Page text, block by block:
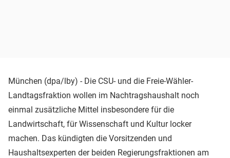
München (dpa/lby) - Die CSU- und die Freie-Wähler-
Landtagsfraktion wollen im Nachtragshaushalt noch
einmal zusätzliche Mittel insbesondere für die
Landwirtschaft, für Wissenschaft und Kultur locker
machen. Das kündigten die Vorsitzenden und
Haushaltsexperten der beiden Regierungsfraktionen am